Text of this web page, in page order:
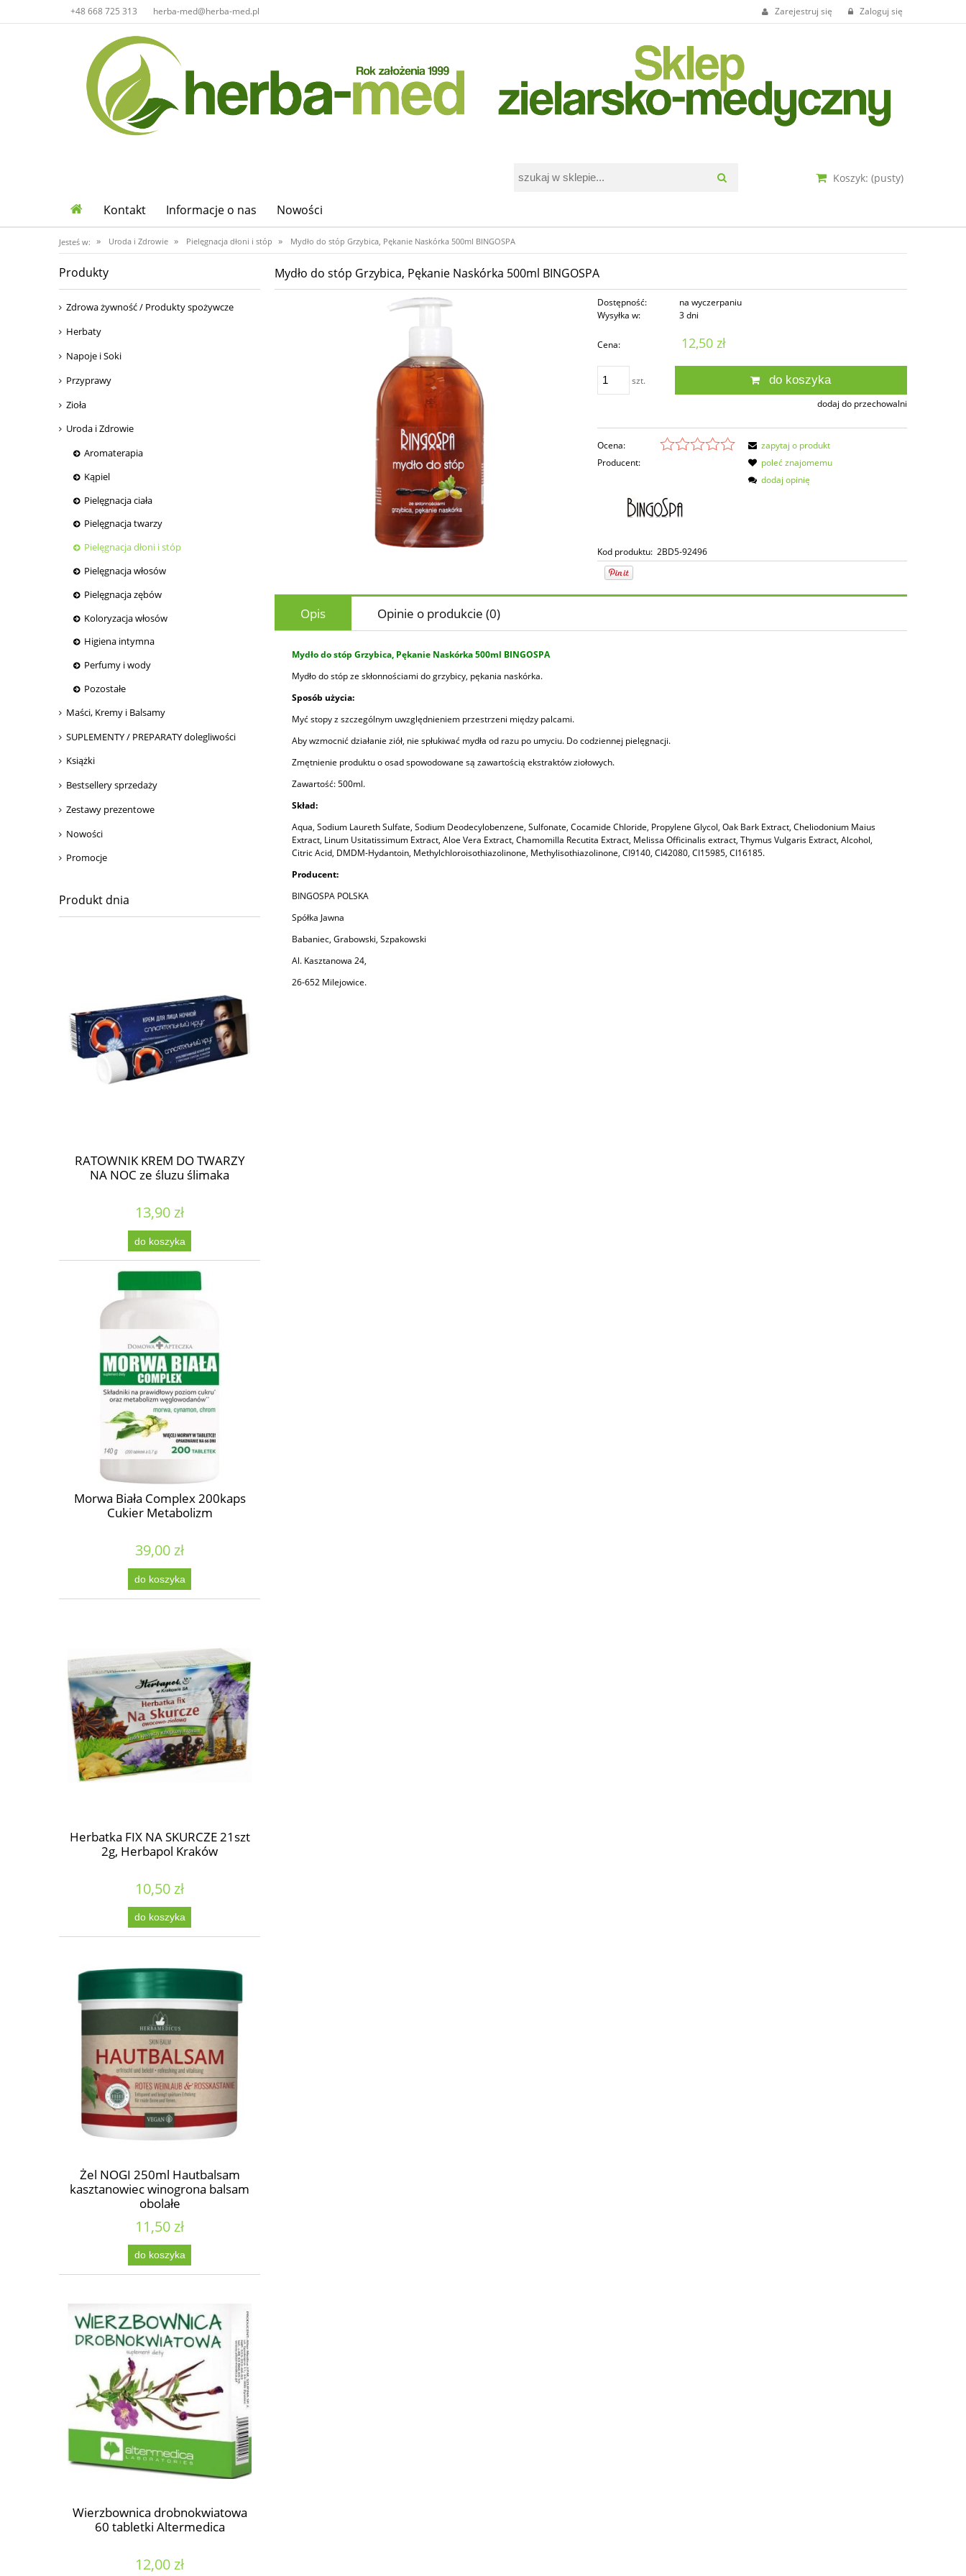
+48 668 725 313 herba-med@herba-med.pl Zarejestruj się Zaloguj się
Koszyk: (pusty)
Kontakt Informacje o nas Nowości
Jesteś w: » Uroda i Zdrowie » Pielęgnacja dłoni i stóp » Mydło do stóp Grzybica, Pękanie Naskórka 500ml BINGOSPA
Produkty
Zdrowa żywność / Produkty spożywcze
Herbaty
Napoje i Soki
Przyprawy
Zioła
Uroda i Zdrowie
Aromaterapia
Kąpiel
Pielęgnacja ciała
Pielęgnacja twarzy
Pielęgnacja dłoni i stóp
Pielęgnacja włosów
Pielęgnacja zębów
Koloryzacja włosów
Higiena intymna
Perfumy i wody
Pozostałe
Maści, Kremy i Balsamy
SUPLEMENTY / PREPARATY dolegliwości
Książki
Bestsellery sprzedaży
Zestawy prezentowe
Nowości
Promocje
Produkt dnia
RATOWNIK KREM DO TWARZY
NA NOC ze śluzu ślimaka
13,90 zł
do koszyka
Morwa Biała Complex 200kaps
Cukier Metabolizm
39,00 zł
do koszyka
Herbatka FIX NA SKURCZE 21szt
2g, Herbapol Kraków
10,50 zł
do koszyka
Żel NOGI 250ml Hautbalsam
kasztanowiec winogrona balsam
obolałe
11,50 zł
do koszyka
Wierzbownica drobnokwiatowa
60 tabletki Altermedica
12,00 zł
Mydło do stóp Grzybica, Pękanie Naskórka 500ml BINGOSPA
Dostępność:
na wyczerpaniu
Wysyłka w:
3 dni
Cena: 12,50 zł
szt. do koszyka
dodaj do przechowalni
Ocena:
Producent:
Kod produktu: 2BD5-92496
zapytaj o produkt
poleć znajomemu
dodaj opinię
Opis Opinie o produkcie (0)
Mydło do stóp Grzybica, Pękanie Naskórka 500ml BINGOSPA
Mydło do stóp ze skłonnościami do grzybicy, pękania naskórka.
Sposób użycia:
Myć stopy z szczególnym uwzględnieniem przestrzeni między palcami.
Aby wzmocnić działanie ziół, nie spłukiwać mydła od razu po umyciu. Do codziennej pielęgnacji.
Zmętnienie produktu o osad spowodowane są zawartością ekstraktów ziołowych.
Zawartość: 500ml.
Skład:
Aqua, Sodium Laureth Sulfate, Sodium Deodecylobenzene, Sulfonate, Cocamide Chloride, Propylene Glycol, Oak Bark Extract, Cheliodonium Maius
Extract, Linum Usitatissimum Extract, Aloe Vera Extract, Chamomilla Recutita Extract, Melissa Officinalis extract, Thymus Vulgaris Extract, Alcohol,
Citric Acid, DMDM-Hydantoin, Methylchloroisothiazolinone, Methylisothiazolinone, CI9140, CI42080, CI15985, CI16185.
Producent:
BINGOSPA POLSKA
Spółka Jawna
Babaniec, Grabowski, Szpakowski
Al. Kasztanowa 24,
26-652 Milejowice.